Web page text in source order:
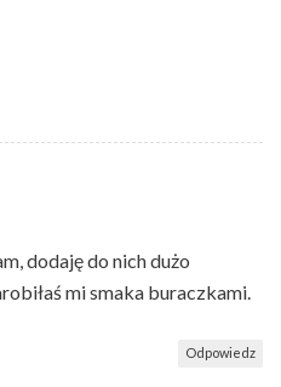
dodaję do nich dużo
mi smaka buraczkami.
Odpowiedz